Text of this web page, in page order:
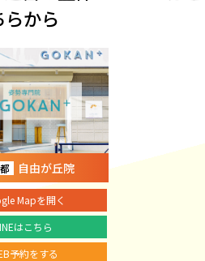
らから
自由が丘院
Mapを開く
はこちら
予約をする